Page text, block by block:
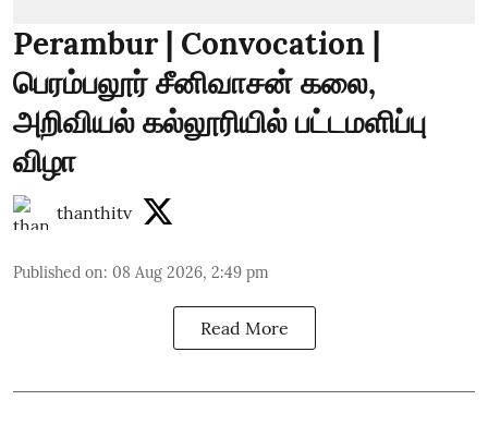
Perambur | Convocation |
பெரம்பலூர் சீனிவாசன் கலை,
அறிவியல் கல்லூரியில் பட்டமளிப்பு
விழா
thanthitv
Published on: 08 Aug 2026, 2:49 pm
Read More